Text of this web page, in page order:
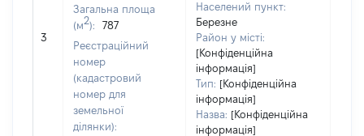
3
Загальна площа
(м2):
787
Реєстраційний
номер
(кадастровий
номер для
земельної
ділянки):
Населений пункт:
Березне
Район у місті:
[Конфіденційна
інформація]
Тип: [Конфіденційна
інформація]
Назва: [Конфіденційна
інформація]